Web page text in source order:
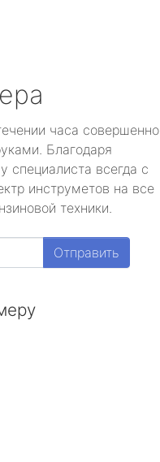
часа совершенно
Благодаря
специалиста всегда с
инструметов на все
техники.
Отправить